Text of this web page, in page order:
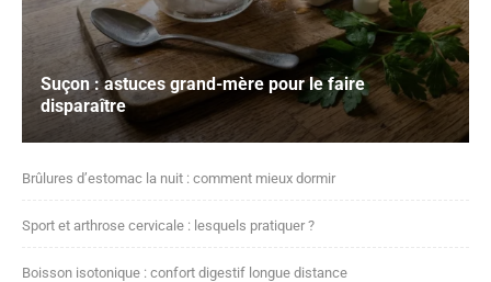
Suçon : astuces grand-mère pour le faire
disparaître
Brûlures d’estomac la nuit : comment mieux dormir
Sport et arthrose cervicale : lesquels pratiquer ?
Boisson isotonique : confort digestif longue distance